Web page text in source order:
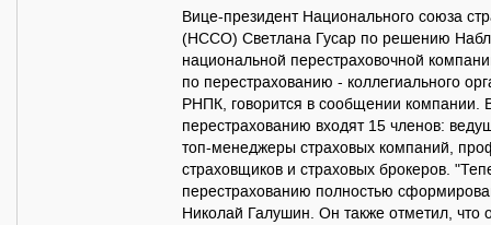
Вице-президент Национального союза
(НССО) Светлана Гусар по решению
национальной перестраховочной
по перестрахованию - коллегиального
РНПК, говорится в сообщении компании.
перестрахованию входят 15 членов:
топ-менеджеры страховых компаний,
страховщиков и страховых брокеров.
перестрахованию полностью
Николай Галушин. Он также отметил, что